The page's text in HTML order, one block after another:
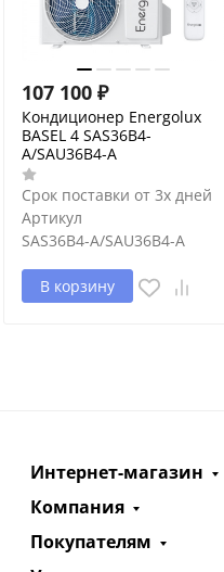
107 100 ₽
Кондиционер Energolux
BASEL 4 SAS36B4-
A/SAU36B4-A
Срок поставки от 3х дней
Артикул
SAS36B4-A/SAU36B4-A
В корзину
Интернет-магазин
Компания
Покупателям